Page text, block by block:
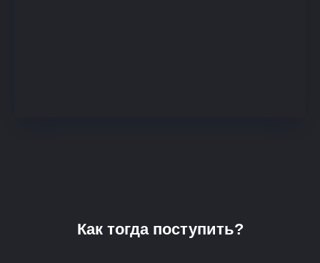
Как тогда поступить?